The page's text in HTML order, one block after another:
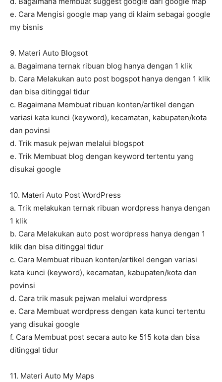
e. Cara Mengisi google map yang di klaim sebagai google
my bisnis
9. Materi Auto Blogsot
a. Bagaimana ternak ribuan blog hanya dengan 1 klik
b. Cara Melakukan auto post bogspot hanya dengan 1 klik
dan bisa ditinggal tidur
c. Bagaimana Membuat ribuan konten/artikel dengan
variasi kata kunci (keyword), kecamatan, kabupaten/kota
dan povinsi
d. Trik masuk pejwan melalui blogspot
e. Trik Membuat blog dengan keyword tertentu yang
disukai google
10. Materi Auto Post WordPress
a. Trik melakukan ternak ribuan wordpress hanya dengan
1 klik
b. Cara Melakukan auto post wordpress hanya dengan 1
klik dan bisa ditinggal tidur
c. Cara Membuat ribuan konten/artikel dengan variasi
kata kunci (keyword), kecamatan, kabupaten/kota dan
povinsi
d. Cara trik masuk pejwan melalui wordpress
e. Cara Membuat wordpress dengan kata kunci tertentu
yang disukai google
f. Cara Membuat post secara auto ke 515 kota dan bisa
ditinggal tidur
11. Materi Auto My Maps